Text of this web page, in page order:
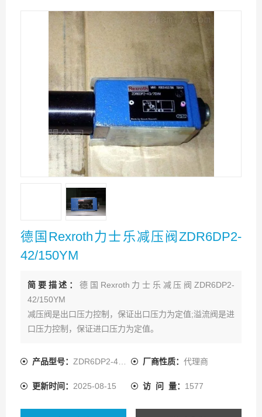
德国Rexroth力士乐减压阀ZDR6DP2-
42/150YM
简要描述： 德国Rexroth力士乐减压阀ZDR6DP2-
42/150YM
减压阀是出口压力控制，保证出口压力为定值;溢流阀是进
口压力控制，保证进口压力为定值。
溢流阀阀口常闭。
产品型号： ZDR6DP2-4X/150YM 厂商性质： 代理商
更新时间： 2025-08-15 访 问 量： 1577